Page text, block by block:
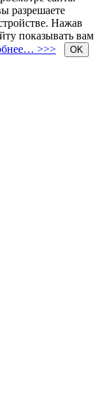
разрешаете
Нажав
показывать вам
>>> OK